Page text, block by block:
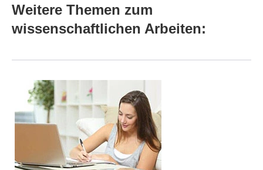
Weitere Themen zum
wissenschaftlichen Arbeiten: